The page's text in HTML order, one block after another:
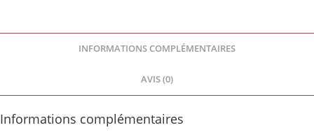
INFORMATIONS COMPLÉMENTAIRES
AVIS (0)
Informations complémentaires